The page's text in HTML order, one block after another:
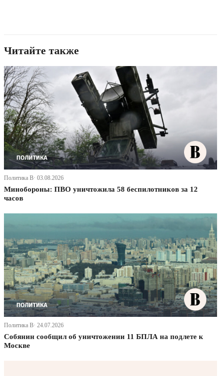
Читайте также
Политика В· 03.08.2026
Минобороны: ПВО уничтожила 58 беспилотников за 12
часов
Политика В· 24.07.2026
Собянин сообщил об уничтожении 11 БПЛА на подлете к
Москве